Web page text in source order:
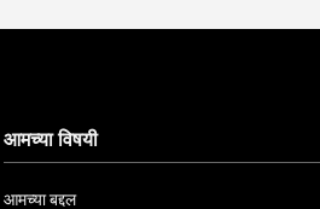
आमच्या विषयी
आमच्या बद्दल